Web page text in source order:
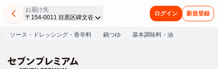
お届け先
〒154-0011 目黒区碑文谷
ログイン 新規登録
ソース・ドレッシング・香辛料 鍋つゆ 基本調味料・油